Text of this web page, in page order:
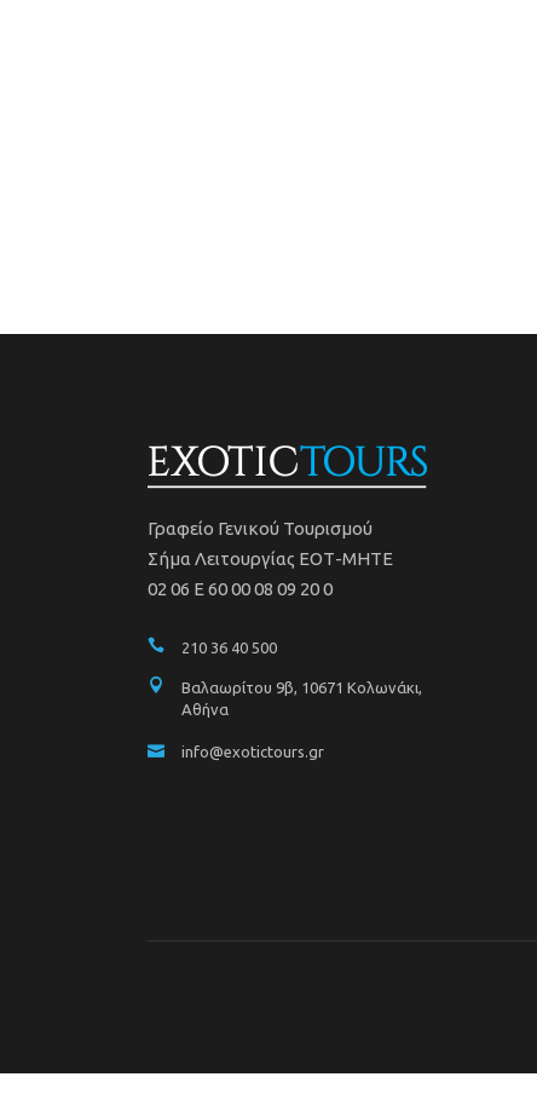
Γραφείο Γενικού Τουρισμού
Σήμα Λειτουργίας ΕΟΤ-ΜΗΤΕ
02 06 Ε 60 00 08 09 20 0
210 36 40 500
Βαλαωρίτου 9β, 10671 Κολωνάκι,
Αθήνα
info@exotictours.gr